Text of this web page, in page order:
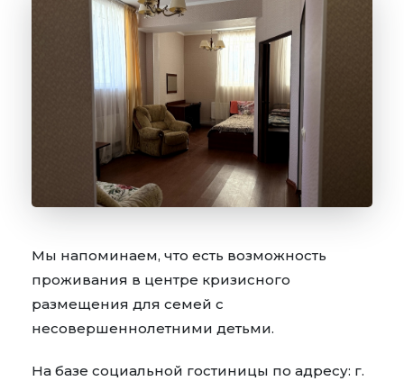
Мы напоминаем, что есть возможность
проживания в центре кризисного
размещения для семей с
несовершеннолетними детьми.
На базе социальной гостиницы по адресу: г.